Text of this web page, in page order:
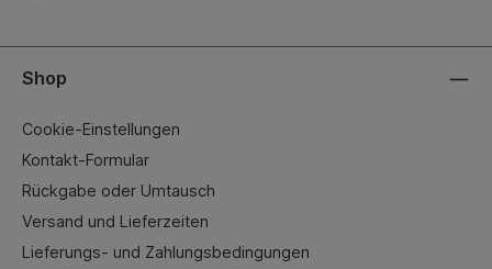
Shop
Cookie-Einstellungen
Kontakt-Formular
Rückgabe oder Umtausch
Versand und Lieferzeiten
Lieferungs- und Zahlungsbedingungen